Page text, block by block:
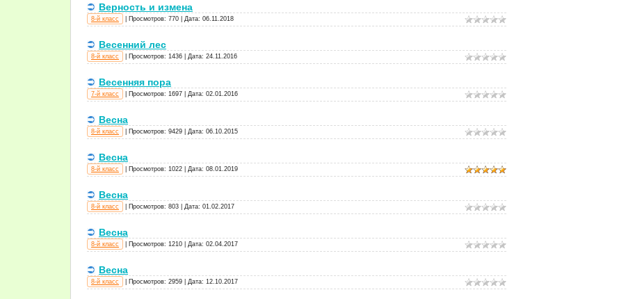
Верность и измена
8-й класс Просмотров: 770 Дата: 06.11.2018
Весенний лес
8-й класс Просмотров: 1436 Дата: 24.11.2016
Весенняя пора
7-й класс Просмотров: 1697 Дата: 02.01.2016
Весна
8-й класс Просмотров: 9429 Дата: 06.10.2015
Весна
8-й класс Просмотров: 1022 Дата: 08.01.2019
Весна
8-й класс Просмотров: 803 Дата: 01.02.2017
Весна
8-й класс Просмотров: 1210 Дата: 02.04.2017
Весна
8-й класс Просмотров: 2959 Дата: 12.10.2017